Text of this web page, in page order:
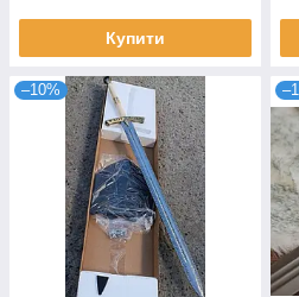
Купити
–10%